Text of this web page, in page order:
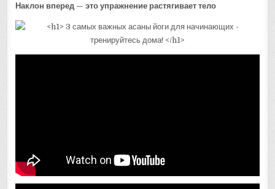
Наклон вперед — это упражнение растягивает тело